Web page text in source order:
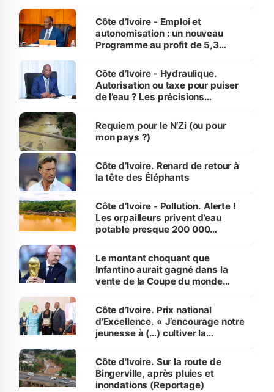
et Yamoussoukro
Côte d’Ivoire - Emploi et
autonomisation : un nouveau
Programme au profit de 5,3
Côte d’Ivoire - Hydraulique.
Autorisation ou taxe pour puiser
de l’eau ? Les précisions
Requiem pour le N’Zi (ou pour
mon pays ?)
Côte d’Ivoire. Renard de retour à
la tête des Éléphants
Côte d’Ivoire - Pollution. Alerte !
Les orpailleurs privent d’eau
potable presque 200 000
Le montant choquant que
Infantino aurait gagné dans la
vente de la Coupe du monde
Côte d’Ivoire. Prix national
d’Excellence. « J’encourage notre
jeunesse à (…) cultiver la
(Alassane Ouattara
Côte d'Ivoire. Sur la route de
Bingerville, après pluies et
inondations (Reportage)